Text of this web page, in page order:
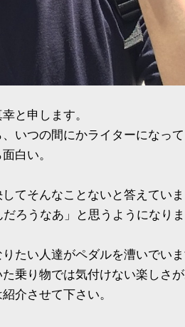
と申します。
いつの間にかライターになって
白い。
てそんなことないと答えていま
ろうなあ」と思うようになりま
たい人達がペダルを漕いでい
乗り物では気付けない楽しさが
介させて下さい。